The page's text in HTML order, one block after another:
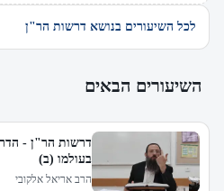
לכל השיעורים בנושא דרשות הר"ן
השיעורים הבאים
דרשות הר"ן -
בעולמו (ב)
הרב אריאל אלקובי